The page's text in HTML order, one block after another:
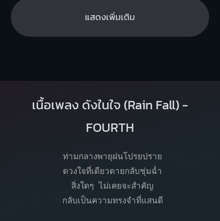
แสดงเพิ่มเติม
เนื้อเพลง ดังในใจ (Rain Fall) -
FOURTH
ท่ามกลางพายุฝนโปรยปราย
ดวงใจที่เดียวดายกลับชุ่มฉ่ำ
สิ่งใดๆ ไม่เคยจะสำคัญ
กลับเป็นความทรงจำที่แสนดี